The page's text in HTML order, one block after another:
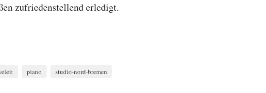
zufriedenstellend erledigt.
piano studio-nord-bremen